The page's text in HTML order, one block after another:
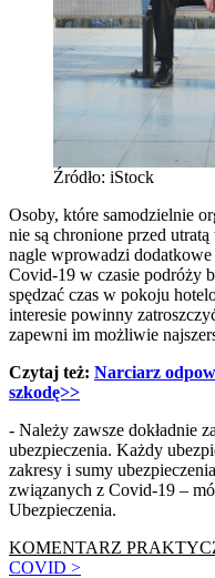
Źródło: iStock
Osoby, które samodzielnie
nie są chronione przed
nagle wprowadzi
Covid-19 w czasie podróży
spędzać czas w pokoju
interesie powinny
zapewni im możliwie
Czytaj też: Narciarz
szkodę>>
- Należy zawsze dokładnie
ubezpieczenia. Każdy
zakresy i sumy
związanych z Covid-19 –
Ubezpieczenia.
KOMENTARZ
COVID >